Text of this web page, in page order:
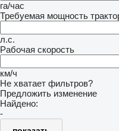
га/час
Требуемая мощность
л.с.
Рабочая скорость
км/ч
Не хватает фильтров?
Предложить изменение
Найдено:
-